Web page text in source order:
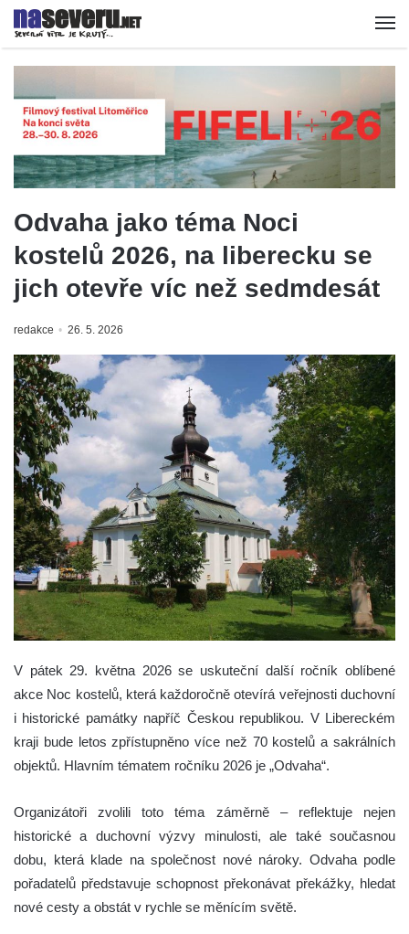
Odvaha jako téma Noci
kostelů 2026, na liberecku se
jich otevře víc než sedmdesát
redakce 26. 5. 2026
V pátek 29. května 2026 se uskuteční další ročník oblíbené
akce Noc kostelů, která každoročně otevírá veřejnosti duchovní
i historické památky napříč Českou republikou. V Libereckém
kraji bude letos zpřístupněno více než 70 kostelů a sakrálních
objektů. Hlavním tématem ročníku 2026 je „Odvaha“.
Organizátoři zvolili toto téma záměrně – reflektuje nejen
historické a duchovní výzvy minulosti, ale také současnou
dobu, která klade na společnost nové nároky. Odvaha podle
pořadatelů představuje schopnost překonávat překážky, hledat
nové cesty a obstát v rychle se měnícím světě.